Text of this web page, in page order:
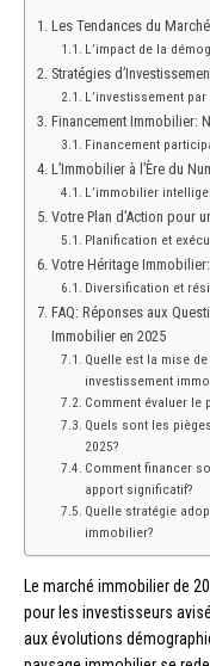
Les Tendances du
L’impact de la
Stratégies
L’investissement
Financement Immobilier:
Financement
L’Immobilier à l’Ère du
L’immobilier
Votre Plan d’Action pour
Planification et
Votre Héritage
Diversification et
FAQ: Réponses aux
Immobilier en 2025
Quelle est la mise
investissement
Comment évaluer le
Quels sont les
2025?
Comment financer
apport significatif?
Quelle stratégie
immobilier?
Le marché immobilier de
pour les investisseurs
aux évolutions